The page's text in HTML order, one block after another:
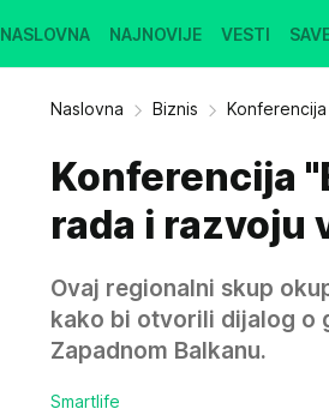
NASLOVNA NAJNOVIJE VESTI
Naslovna Biznis
Konferencija
rada i razvoju
Ovaj regionalni skup
kako bi otvorili dijalog o
Zapadnom Balkanu.
Smartlife